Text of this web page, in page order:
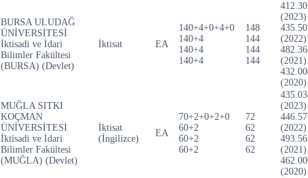
BURSA ULUDAĞ
ÜNİVERSİTESİ
İktisadi ve İdari
Bilimler Fakültesi
(BURSA) (Devlet)
İktisat EA
140+4+0+4+0
140+4
140+4
140+4
148
144
144
144
(2023)
(2022)
(2021)
(2020)
MUĞLA SITKI
KOÇMAN
ÜNİVERSİTESİ
İktisadi ve İdari
Bilimler Fakültesi
(MUĞLA) (Devlet)
İktisat
(İngilizce)
EA
70+2+0+2+0
60+2
60+2
60+2
72
62
62
62
(2023)
(2022)
(2021)
(2020)